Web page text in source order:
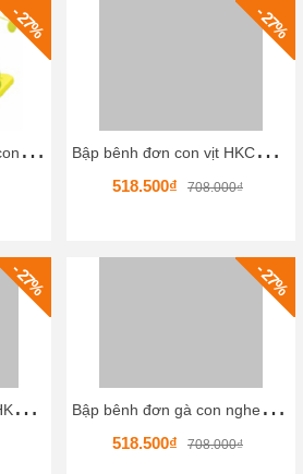
- 27%
B
ập bênh đơn hình ếch con nghe nhạc HKCBB4-17
- 27%
B
ập bênh đơn con vịt HKCBB4-19
518.500₫ 708.000₫
- 27%
B
ập bênh đơn gà trống HKCBB4-18
- 27%
B
ập bênh đơn gà con nghe nhạc HKCBB4-15
518.500₫ 708.000₫